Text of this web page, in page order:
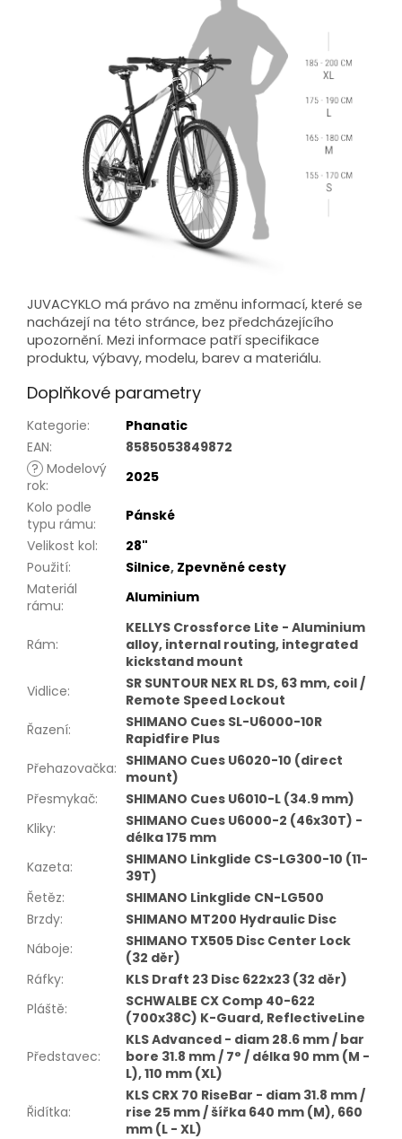
JUVACYKLO má právo na změnu informací, které se
nacházejí na této stránce, bez předcházejícího
upozornění. Mezi informace patří specifikace
produktu, výbavy, modelu, barev a materiálu.
Doplňkové parametry
Kategorie:
Phanatic
EAN:
8585053849872
? Modelový
rok:
2025
Kolo podle
typu rámu:
Pánské
Velikost kol:
28"
Použití: Silnice, Zpevněné cesty
Materiál
rámu: Aluminium
Rám:
KELLYS Crossforce Lite - Aluminium
alloy, internal routing, integrated
kickstand mount
Vidlice:
SR SUNTOUR NEX RL DS, 63 mm, coil /
Remote Speed Lockout
Řazení:
SHIMANO Cues SL-U6000-10R
Rapidfire Plus
Přehazovačka: SHIMANO Cues U6020-10 (direct
mount)
Přesmykač:
SHIMANO Cues U6010-L (34.9 mm)
Kliky:
SHIMANO Cues U6000-2 (46x30T) -
délka 175 mm
Kazeta:
SHIMANO Linkglide CS-LG300-10 (11-
39T)
Řetěz:
SHIMANO Linkglide CN-LG500
Brzdy:
SHIMANO MT200 Hydraulic Disc
Náboje:
SHIMANO TX505 Disc Center Lock
(32 děr)
Ráfky:
KLS Draft 23 Disc 622x23 (32 děr)
Pláště:
SCHWALBE CX Comp 40-622
(700x38C) K-Guard, ReflectiveLine
Představec:
KLS Advanced - diam 28.6 mm / bar
bore 31.8 mm / 7° / délka 90 mm (M -
L), 110 mm (XL)
Řidítka:
KLS CRX 70 RiseBar - diam 31.8 mm /
rise 25 mm / šířka 640 mm (M), 660
mm (L - XL)